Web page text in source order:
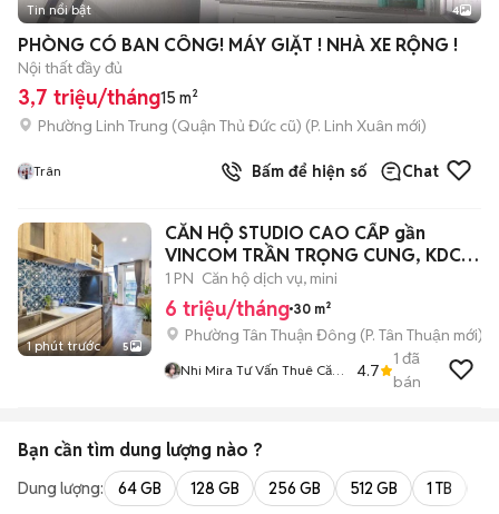
Tin nổi bật 4
PHÒNG CÓ BAN CÔNG! MÁY GIẶT ! NHÀ XE RỘNG !
Nội thất đầy đủ
3,7 triệu/tháng15 m²
Phường Linh Trung (Quận Thủ Đức cũ) (P. Linh Xuân mới)
Trân Bấm để hiện số Chat
1 phút trước 5
CĂN HỘ STUDIO CAO CẤP gần
VINCOM TRẦN TRỌNG CUNG, KDC
NAM LONG QUẬN 7
1 PN Căn hộ dịch vụ, mini
6 triệu/tháng 30 m²
Phường Tân Thuận Đông (P. Tân Thuận mới)
Nhi Mira Tư Vấn Thuê Căn
4.7
1 đã
bán
Bạn cần tìm dung lượng nào ?
Dung lượng: 64 GB 128 GB 256 GB 512 GB 1 TB